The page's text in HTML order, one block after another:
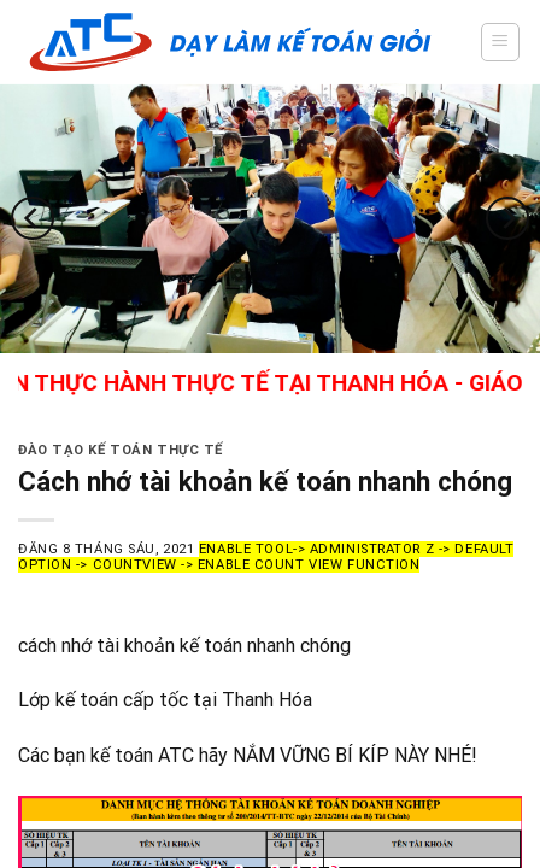
content
HÀNH THỰC TẾ TẠI THANH HÓA - GIÁO VIÊN
ĐÀO TẠO KẾ TOÁN THỰC TẾ
Cách nhớ tài khoản kế toán nhanh chóng
ĐĂNG 8 THÁNG SÁU, 2021 ENABLE TOOL-> ADMINISTRATOR Z -> DEFAULT
OPTION -> COUNTVIEW -> ENABLE COUNT VIEW FUNCTION
cách nhớ tài khoản kế toán nhanh chóng
Lớp kế toán cấp tốc tại Thanh Hóa
Các bạn kế toán ATC hãy NẮM VỮNG BÍ KÍP NÀY NHÉ!